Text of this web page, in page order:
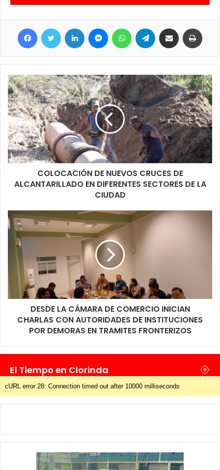
auguramos éxitos al Comisario general Torres” las puertas de la
jefatura de la policía están abiertas para mejorar y corregir
cuestiones que ayuden a brindar seguridad a las personas,
finalizó diciendo.
COLOCACIÓN DE NUEVOS CRUCES DE
ALCANTARILLADO EN DIFERENTES SECTORES DE LA
CIUDAD
DESDE LA CÁMARA DE COMERCIO INICIAN
CHARLAS CON AUTORIDADES DE INSTITUCIONES
POR DEMORAS EN TRAMITES FRONTERIZOS
El Tiempo en Clorinda
cURL error 28: Connection timed out after 10000 milliseconds